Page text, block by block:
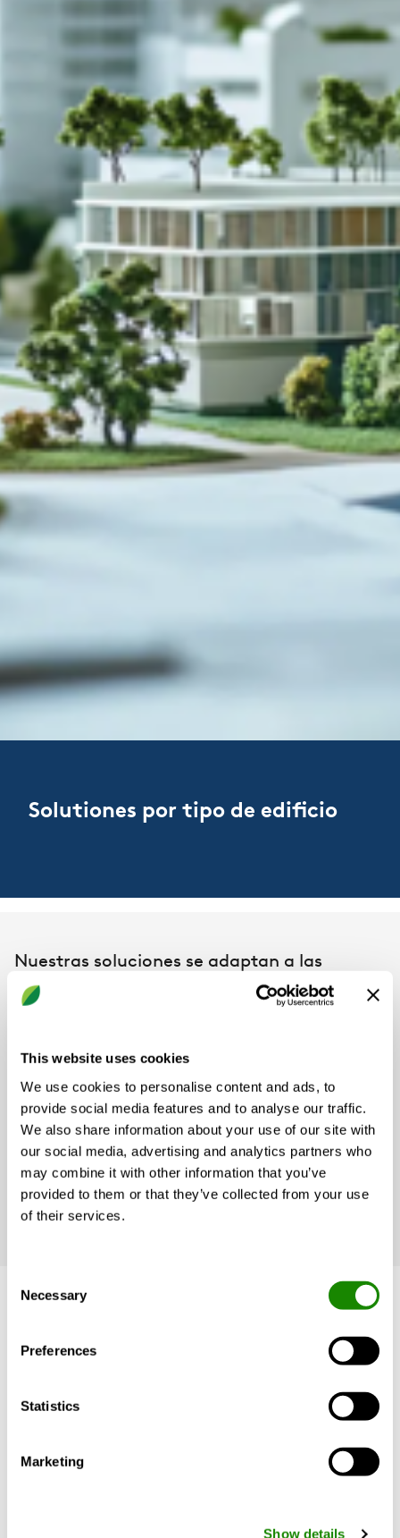
This website uses cookies
We use cookies to personalise content and ads, to
provide social media features and to analyse our traffic.
We also share information about your use of our site with
our social media, advertising and analytics partners who
may combine it with other information that you’ve
provided to them or that they’ve collected from your use
of their services.
Selection
Necessary
Preferences
Statistics
Marketing
Show details
Solutiones por tipo de edificio
Nuestras soluciones se adaptan a las
necesidades específicas de cada tipo de
sea la eficiencia energética, el confort, el
control del ruido o el funcionamiento
inteligente, Swegon ofrece una gama de
productos y sistemas que se integran a la
perfección para crear ambientes interiores
sostenibles, saludables y productivos.